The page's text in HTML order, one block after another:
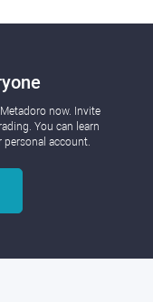
now. Invite
You can learn
account.